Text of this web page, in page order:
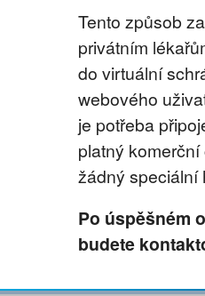
Tento způsob
privátním
do virtuální
webového
je potřeba
platný
žádný speciální
Po úspěšném
budete